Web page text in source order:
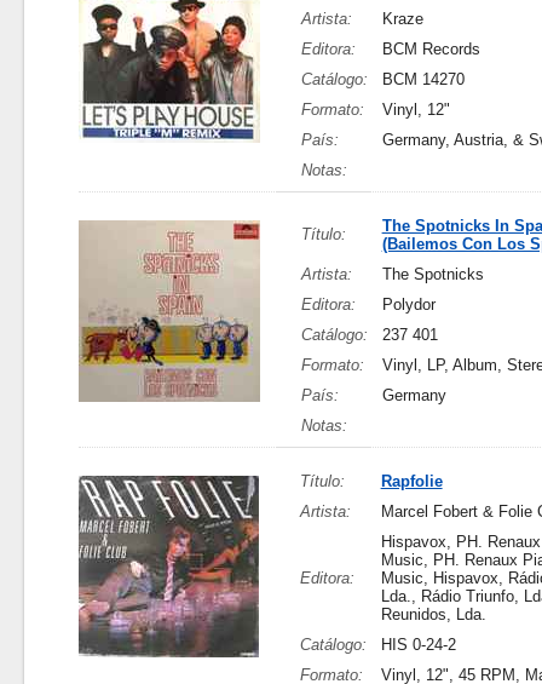
Artista:
Kraze
Editora:
BCM Records
Catálogo:
BCM 14270
Formato:
Vinyl, 12"
País:
Germany, Austria, &
Notas:
Título:
The Spotnicks In
(Bailemos Con Los
Artista:
The Spotnicks
Editora:
Polydor
Catálogo:
237 401
Formato:
Vinyl, LP, Album,
País:
Germany
Notas:
Título:
Rapfolie
Artista:
Marcel Fobert & Folie
Editora:
Hispavox, PH.
Music, PH. Renaux
Music, Hispavox,
Lda., Rádio Triunfo,
Reunidos, Lda.
Catálogo:
HIS 0-24-2
Formato:
Vinyl, 12", 45 RPM,